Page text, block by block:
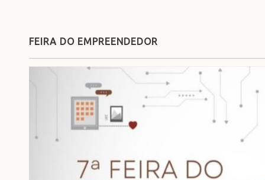
FEIRA DO EMPREENDEDOR